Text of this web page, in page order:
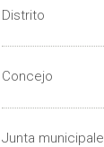
Distrito
Concejo
Junta municipale